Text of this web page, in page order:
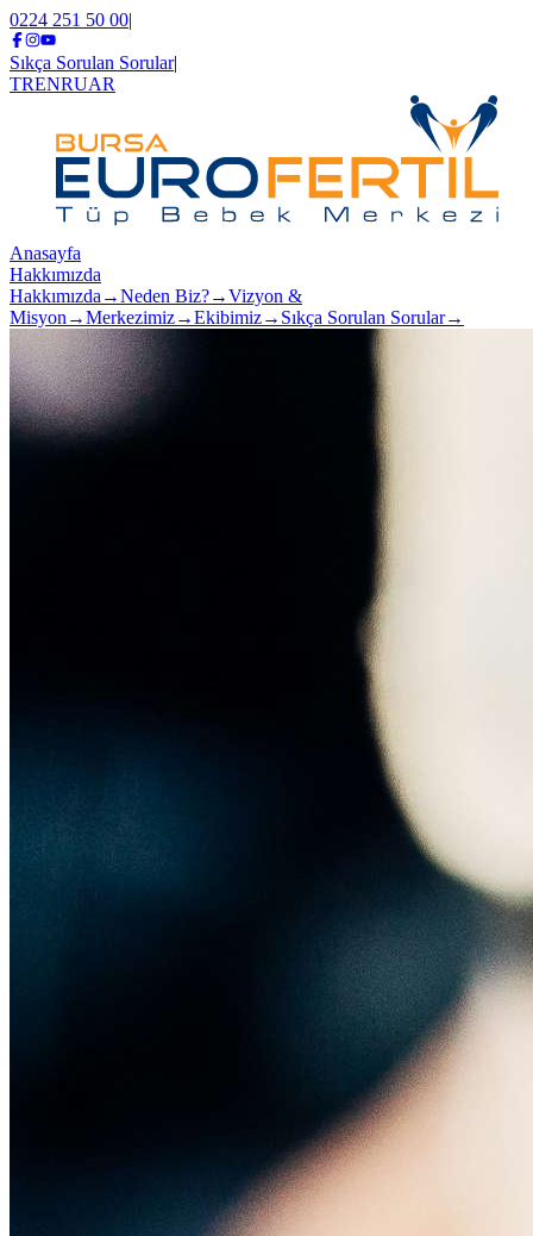
0224 251 50 00|
Sıkça Sorulan Sorular|
TRENRUAR
Anasayfa
Hakkımızda
Hakkımızda →Neden Biz?→Vizyon &
Misyon →Merkezimiz→Ekibimiz→ Sıkça Sorulan Sorular→